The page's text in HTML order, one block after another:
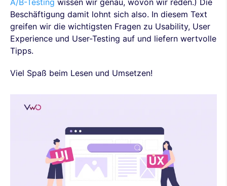
A/B-Testing wissen wir genau, wovon wir reden.) Die
Beschäftigung damit lohnt sich also. In diesem Text
greifen wir die wichtigsten Fragen zu Usability, User
Experience und User-Testing auf und liefern wertvolle
Tipps.
Viel Spaß beim Lesen und Umsetzen!